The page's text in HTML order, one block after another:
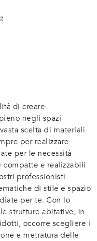
2
di creare
negli spazi
scelta di materiali
per realizzare
per le necessità
compatte e realizzabili
professionisti
di stile e spazio
per te. Con lo
strutture abitative, in
occorre scegliere i
e metratura delle